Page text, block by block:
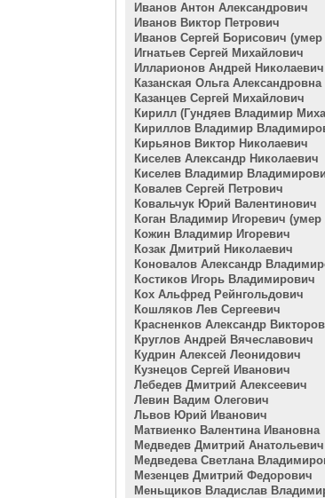
Иванов Антон Александрович
Иванов Виктор Петрович
Иванов Сергей Борисович (умер
Игнатьев Сергей Михайлович
Илларионов Андрей Николаевич
Казанская Ольга Александровна
Казанцев Сергей Михайлович
Кирилл (Гундяев Владимир
Кириллов Владимир
Кирьянов Виктор Николаевич
Киселев Александр Николаевич
Киселев Владимир
Ковалев Сергей Петрович
Ковальчук Юрий Валентинович
Коган Владимир Игоревич (умер
Кожин Владимир Игоревич
Козак Дмитрий Николаевич
Коновалов Александр
Костиков Игорь Владимирович
Кох Альфред Рейнгольдович
Кошляков Лев Сергеевич
Красненков Александр
Круглов Андрей Вячеславович
Кудрин Алексей Леонидович
Кузнецов Сергей Иванович
Лебедев Дмитрий Алексеевич
Левин Вадим Олегович
Львов Юрий Иванович
Матвиенко Валентина Ивановна
Медведев Дмитрий Анатольевич
Медведева Светлана
Мезенцев Дмитрий Федорович
Меньщиков Владислав